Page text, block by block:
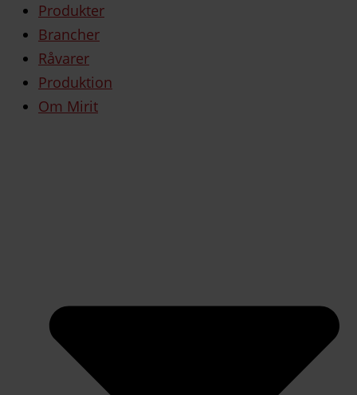
Produkter
Brancher
Råvarer
Produktion
Om Mirit